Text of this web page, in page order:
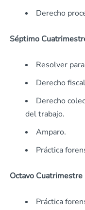
Derecho
Séptimo
Resolver
Derecho
Derecho
del trabajo.
Amparo.
Práctica
Octavo Cuatrimestre
Práctica